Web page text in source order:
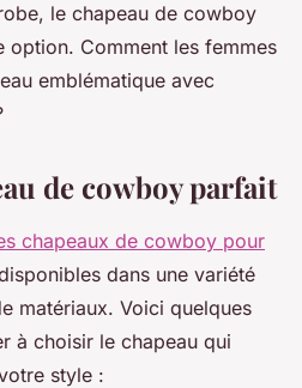
le chapeau de cowboy
option. Comment les femmes
emblématique avec
de cowboy parfait
chapeaux de cowboy pour
dans une variété
matériaux. Voici quelques
à choisir le chapeau qui
style :